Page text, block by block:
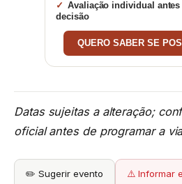
Avaliação individual
decisão
QUERO SABER SE
Datas sujeitas a alteração;
oficial antes de programar a
✏️ Sugerir evento ⚠️ Informar